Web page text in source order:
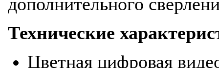
Технические
Цветная цифровая